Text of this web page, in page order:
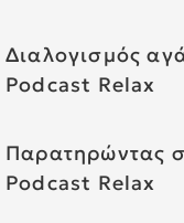
Διαλογισμός
Podcast Relax
Παρατηρώντας
Podcast Relax